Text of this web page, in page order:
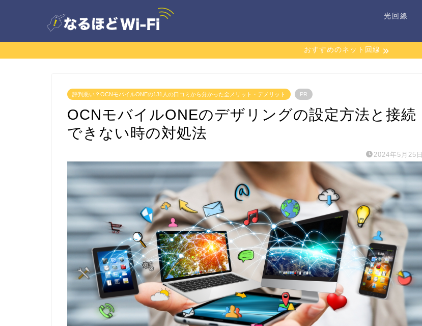
光回線
おすすめのネット回線
評判悪い？OCNモバイルONEの131人の口コミから分かった全メリット・デメリット PR
OCNモバイルONEのデザリングの設定方法と接続
できない時の対処法
2024年5月25日